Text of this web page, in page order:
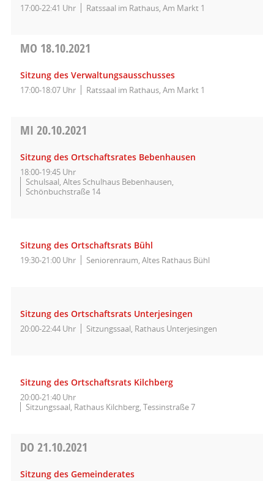
17:00-22:41 Uhr Ratssaal im Rathaus, Am Markt 1
MO 18.10.2021
Sitzung des Verwaltungsausschusses
17:00-18:07 Uhr Ratssaal im Rathaus, Am Markt 1
MI 20.10.2021
Sitzung des Ortschaftsrates Bebenhausen
18:00-19:45 Uhr
Schulsaal, Altes Schulhaus Bebenhausen,
Schönbuchstraße 14
Sitzung des Ortschaftsrats Bühl
19:30-21:00 Uhr Seniorenraum, Altes Rathaus Bühl
Sitzung des Ortschaftsrats Unterjesingen
20:00-22:44 Uhr Sitzungssaal, Rathaus Unterjesingen
Sitzung des Ortschaftsrats Kilchberg
20:00-21:40 Uhr
Sitzungssaal, Rathaus Kilchberg, Tessinstraße 7
DO 21.10.2021
Sitzung des Gemeinderates